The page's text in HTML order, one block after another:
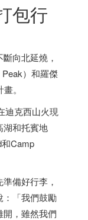
包行
向北延燒，
）和羅傑
。
迪克西山火現
湖和托賓地
Camp
備好行李，
：「我們鼓勵
，雖然我們